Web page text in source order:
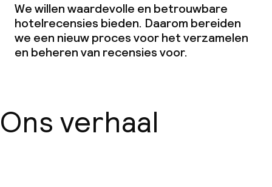
We willen waardevolle en betrouwbare
hotelrecensies bieden. Daarom bereiden
we een nieuw proces voor het verzamelen
en beheren van recensies voor.
Ons verhaal